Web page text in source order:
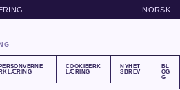
NORSK
PERSONVERNE
RKLÆRING
COOKIEERK
LÆRING
NYHET
SBREV
BL
OG
G